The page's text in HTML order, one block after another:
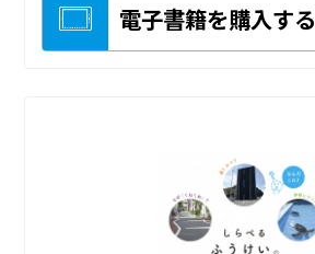
電子書籍を購入する